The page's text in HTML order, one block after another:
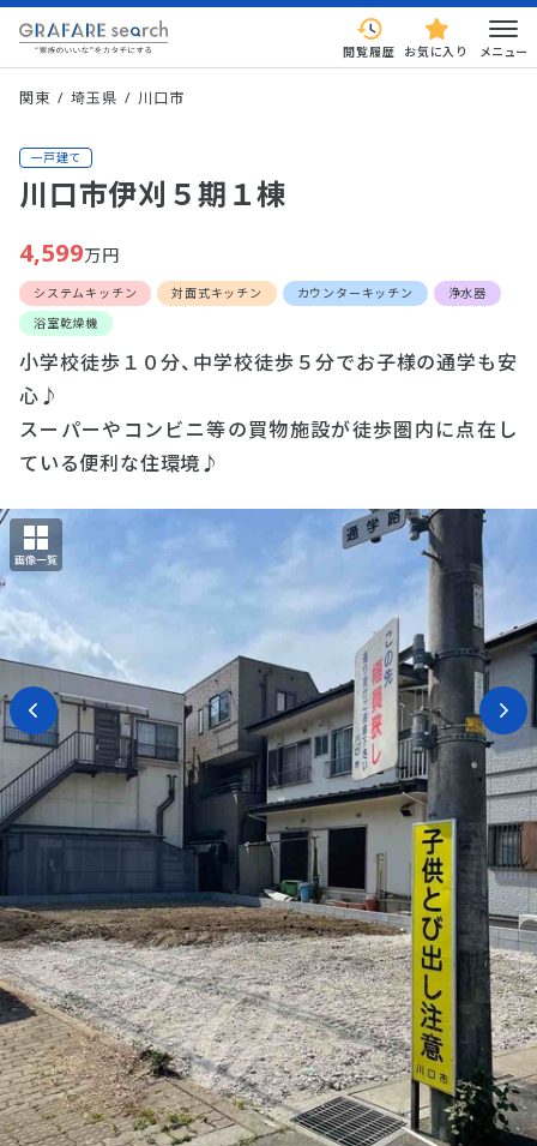
閲覧履歴 お気に入り メニュー
関東 埼玉県 川口市
一戸建て
川口市伊刈５期１棟
4,599万円
システムキッチン 対面式キッチン カウンターキッチン
浄水器
浴室乾燥機
小学校徒歩１０分、中学校徒歩５分でお子様の通学も安
心♪
スーパーやコンビニ等の買物施設が徒歩圏内に点在し
ている便利な住環境♪